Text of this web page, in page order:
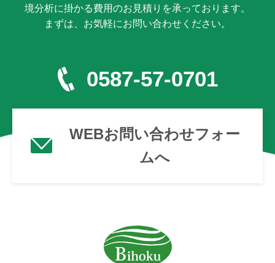
境分析に掛かる費用のお見積りを承っております。
まずは、お気軽にお問い合わせください。
0587-57-0701
WEBお問い合わせフォー
ムへ